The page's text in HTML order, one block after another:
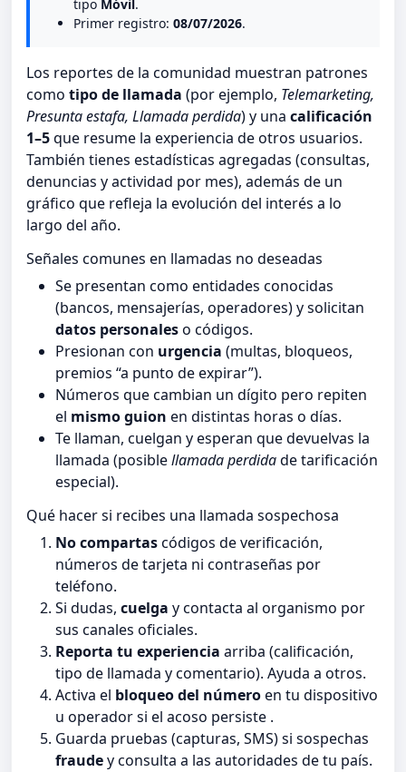
tipo Móvil .
Primer registro: 08/07/2026.
Los reportes de la comunidad muestran patrones
como tipo de llamada (por ejemplo, Telemarketing,
Presunta estafa, Llamada perdida) y una calificación
1–5que resume la experiencia de otros usuarios.
También tienes estadísticas agregadas (consultas,
denuncias y actividad por mes), además de un
gráfico que refleja la evolución del interés a lo
largo del año.
Señales comunes en llamadas no deseadas
Se presentan como entidades conocidas
(bancos, mensajerías, operadores) y solicitan
datos personaleso códigos.
Presionan con urgencia (multas, bloqueos,
premios “a punto de expirar”).
Números que cambian un dígito pero repiten
el mismo guion en distintas horas o días.
Te llaman, cuelgan y esperan que devuelvas la
llamada (posiblellamada perdidade tarificación
especial).
Qué hacer si recibes una llamada sospechosa
No compartascódigos de verificación,
números de tarjeta ni contraseñas por
teléfono.
Si dudas, cuelga y contacta al organismo por
sus canales oficiales.
Reporta tu experiencia arriba (calificación,
tipo de llamada y comentario). Ayuda a otros.
Activa el bloqueo del númeroen tu dispositivo
u operador si el acoso persiste .
Guarda pruebas (capturas, SMS) si sospechas
fraudey consulta a las autoridades de tu país.